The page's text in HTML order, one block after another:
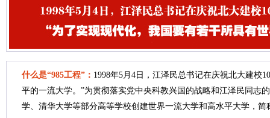
什么是“985工程”： 1998年5月4日，江泽民总书记在庆祝北大建校
平的一流大学。”为贯彻落实党中央科教兴国的战略和江泽民同志
学、清华大学等部分高等学校创建世界一流大学和高水平大学，简